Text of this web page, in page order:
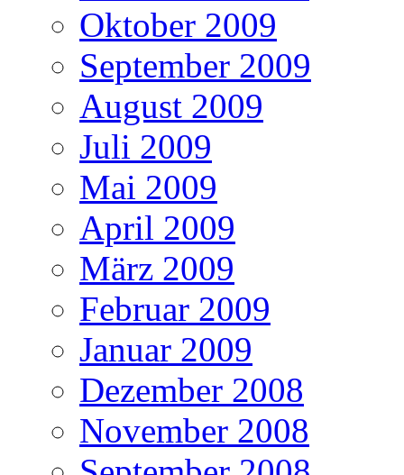
Oktober 2009
September 2009
August 2009
Juli 2009
Mai 2009
April 2009
März 2009
Februar 2009
Januar 2009
Dezember 2008
November 2008